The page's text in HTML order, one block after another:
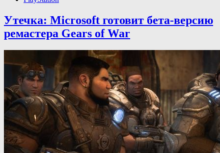
Утечка: Microsoft готовит бета-версию
ремастера Gears of War